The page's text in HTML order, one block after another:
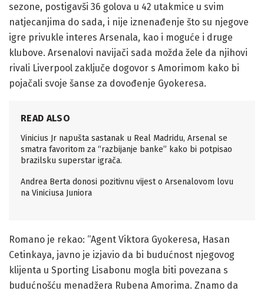
sezone, postigavši 36 golova u 42 utakmice u svim
natjecanjima do sada, i nije iznenađenje što su njegove
igre privukle interes Arsenala, kao i moguće i druge
klubove. Arsenalovi navijači sada možda žele da njihovi
rivali Liverpool zaključe dogovor s Amorimom kako bi
pojačali svoje šanse za dovođenje Gyokeresa.
READ ALSO
Vinicius Jr napušta sastanak u Real Madridu, Arsenal se
smatra favoritom za “razbijanje banke” kako bi potpisao
brazilsku superstar igrača.
Andrea Berta donosi pozitivnu vijest o Arsenalovom lovu
na Viniciusa Juniora
Romano je rekao: “Agent Viktora Gyokeresa, Hasan
Cetinkaya, javno je izjavio da bi budućnost njegovog
klijenta u Sporting Lisabonu mogla biti povezana s
budućnošću menadžera Rubena Amorima. Znamo da